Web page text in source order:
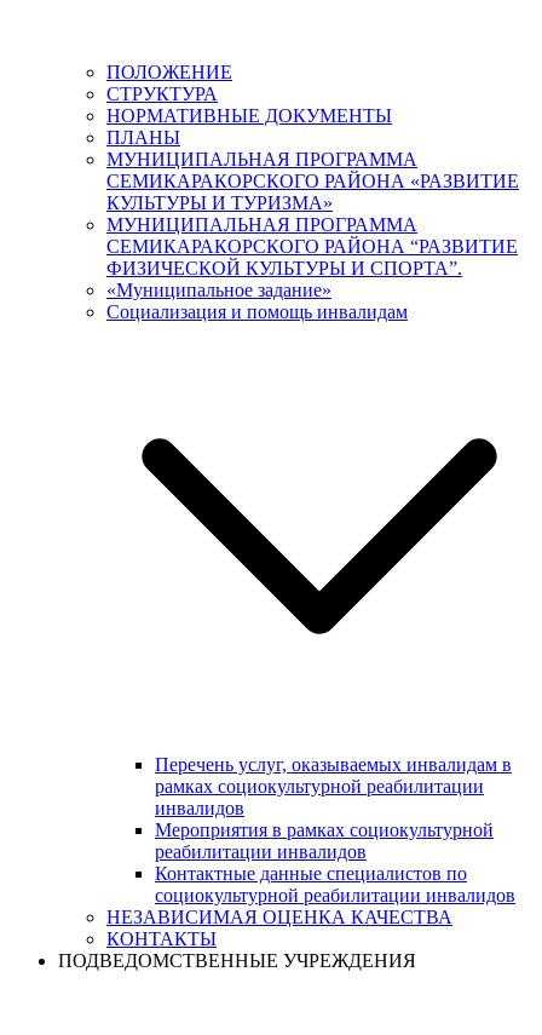
ПОЛОЖЕНИЕ
СТРУКТУРА
НОРМАТИВНЫЕ ДОКУМЕНТЫ
ПЛАНЫ
МУНИЦИПАЛЬНАЯ ПРОГРАММА
СЕМИКАРАКОРСКОГО РАЙОНА «РАЗВИТИЕ
КУЛЬТУРЫ И ТУРИЗМА»
МУНИЦИПАЛЬНАЯ ПРОГРАММА
СЕМИКАРАКОРСКОГО РАЙОНА “РАЗВИТИЕ
ФИЗИЧЕСКОЙ КУЛЬТУРЫ И СПОРТА”.
«Муниципальное задание»
Социализация и помощь инвалидам
Перечень услуг, оказываемых инвалидам в
рамках социокультурной реабилитации
инвалидов
Мероприятия в рамках социокультурной
реабилитации инвалидов
Контактные данные специалистов по
социокультурной реабилитации инвалидов
НЕЗАВИСИМАЯ ОЦЕНКА КАЧЕСТВА
КОНТАКТЫ
ПОДВЕДОМСТВЕННЫЕ УЧРЕЖДЕНИЯ